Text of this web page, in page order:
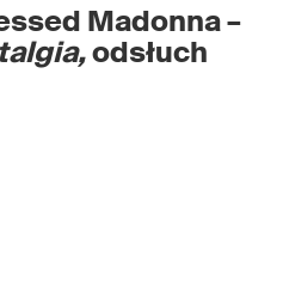
Madonna –
odsłuch